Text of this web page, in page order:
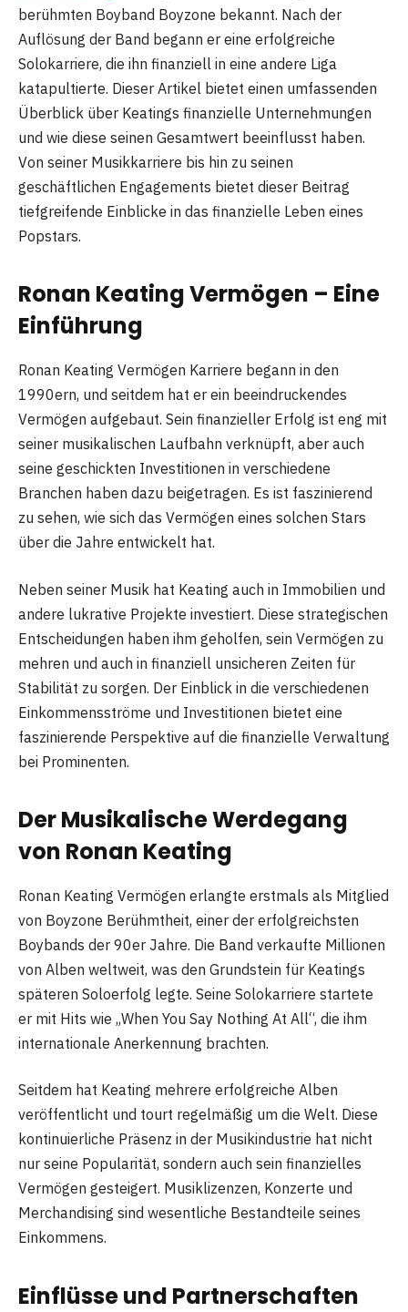
berühmten Boyband Boyzone bekannt. Nach der
Auflösung der Band begann er eine erfolgreiche
Solokarriere, die ihn finanziell in eine andere Liga
katapultierte. Dieser Artikel bietet einen umfassenden
Überblick über Keatings finanzielle Unternehmungen
und wie diese seinen Gesamtwert beeinflusst haben.
Von seiner Musikkarriere bis hin zu seinen
geschäftlichen Engagements bietet dieser Beitrag
tiefgreifende Einblicke in das finanzielle Leben eines
Popstars.
Ronan Keating Vermögen – Eine
Einführung
Ronan Keating Vermögen Karriere begann in den
1990ern, und seitdem hat er ein beeindruckendes
Vermögen aufgebaut. Sein finanzieller Erfolg ist eng mit
seiner musikalischen Laufbahn verknüpft, aber auch
seine geschickten Investitionen in verschiedene
Branchen haben dazu beigetragen. Es ist faszinierend
zu sehen, wie sich das Vermögen eines solchen Stars
über die Jahre entwickelt hat.
Neben seiner Musik hat Keating auch in Immobilien und
andere lukrative Projekte investiert. Diese strategischen
Entscheidungen haben ihm geholfen, sein Vermögen zu
mehren und auch in finanziell unsicheren Zeiten für
Stabilität zu sorgen. Der Einblick in die verschiedenen
Einkommensströme und Investitionen bietet eine
faszinierende Perspektive auf die finanzielle Verwaltung
bei Prominenten.
Der Musikalische Werdegang
von Ronan Keating
Ronan Keating Vermögen erlangte erstmals als Mitglied
von Boyzone Berühmtheit, einer der erfolgreichsten
Boybands der 90er Jahre. Die Band verkaufte Millionen
von Alben weltweit, was den Grundstein für Keatings
späteren Soloerfolg legte. Seine Solokarriere startete
er mit Hits wie „When You Say Nothing At All“, die ihm
internationale Anerkennung brachten.
Seitdem hat Keating mehrere erfolgreiche Alben
veröffentlicht und tourt regelmäßig um die Welt. Diese
kontinuierliche Präsenz in der Musikindustrie hat nicht
nur seine Popularität, sondern auch sein finanzielles
Vermögen gesteigert. Musiklizenzen, Konzerte und
Merchandising sind wesentliche Bestandteile seines
Einkommens.
Einflüsse und Partnerschaften